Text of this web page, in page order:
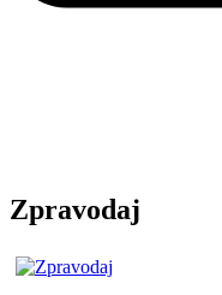
Zpravodaj